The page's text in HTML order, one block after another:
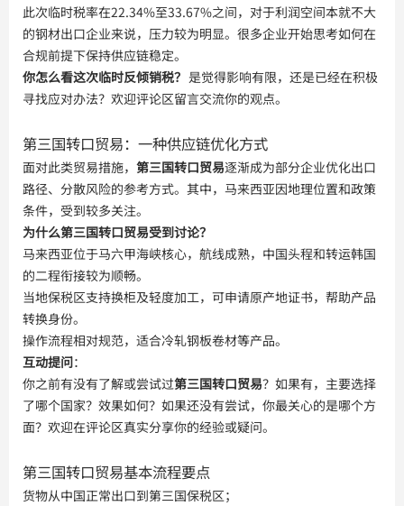
此次临时税率在22.34%至33.67%之间，对于利润空间本就不大
的钢材出口企业来说，压力较为明显。很多企业开始思考如何在
合规前提下保持供应链稳定。
你怎么看这次临时反倾销税？ 是觉得影响有限，还是已经在积极
寻找应对办法？欢迎评论区留言交流你的观点。
第三国转口贸易：一种供应链优化方式
面对此类贸易措施， 第三国转口贸易逐渐成为部分企业优化出口
路径、分散风险的参考方式。其中，马来西亚因地理位置和政策
条件，受到较多关注。
为什么第三国转口贸易受到讨论？
马来西亚位于马六甲海峡核心，航线成熟，中国头程和转运韩国
的二程衔接较为顺畅。
当地保税区支持换柜及轻度加工，可申请原产地证书，帮助产品
转换身份。
操作流程相对规范，适合冷轧钢板卷材等产品。
互动提问：
你之前有没有了解或尝试过第三国转口贸易？如果有，主要选择
了哪个国家？效果如何？如果还没有尝试，你最关心的是哪个方
面？欢迎在评论区真实分享你的经验或疑问。
第三国转口贸易基本流程要点
货物从中国正常出口到第三国保税区；